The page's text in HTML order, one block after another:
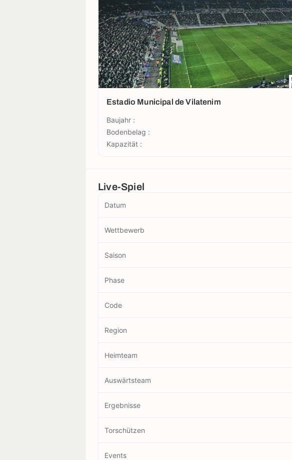
Estadio Municipal de Vilatenim
Baujahr :
Bodenbelag :
Kapazität :
Live-Spiel
Datum
Wettbewerb
Saison
Phase
Code
Region
Heimteam
Auswärtsteam
Ergebnisse
Torschützen
Events